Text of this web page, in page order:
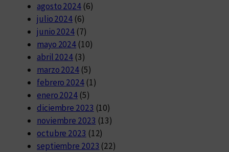
agosto 2024(6)
julio 2024 (6)
junio 2024 (7)
mayo 2024 (10)
abril 2024 (3)
marzo 2024 (5)
febrero 2024(1)
enero 2024 (5)
diciembre 2023 (10)
noviembre 2023 (13)
octubre 2023 (12)
septiembre 2023 (22)